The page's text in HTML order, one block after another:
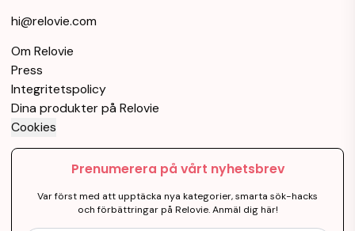
hi@relovie.com
Om Relovie
Press
Integritetspolicy
Dina produkter på Relovie
Cookies
Prenumerera på vårt nyhetsbrev
Var först med att upptäcka nya kategorier, smarta sök-hacks
och förbättringar på Relovie. Anmäl dig här!